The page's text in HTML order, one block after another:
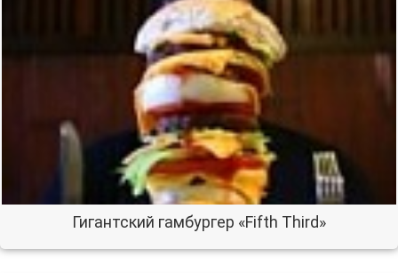
Гигантский гамбургер «Fifth Third»